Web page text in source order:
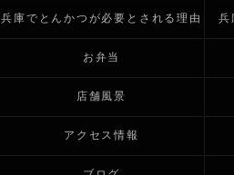
兵庫でとんかつが必要とされる理由 兵
お弁当
店舗風景
アクセス情報